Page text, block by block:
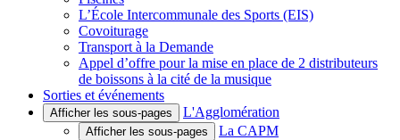
L’École Intercommunale des Sports (EIS)
Covoiturage
Transport à la Demande
Appel d’offre pour la mise en place de 2 distributeurs
de boissons à la cité de la musique
Sorties et événements
Afficher les sous-pages L'Agglomération
Afficher les sous-pages
La CAPM